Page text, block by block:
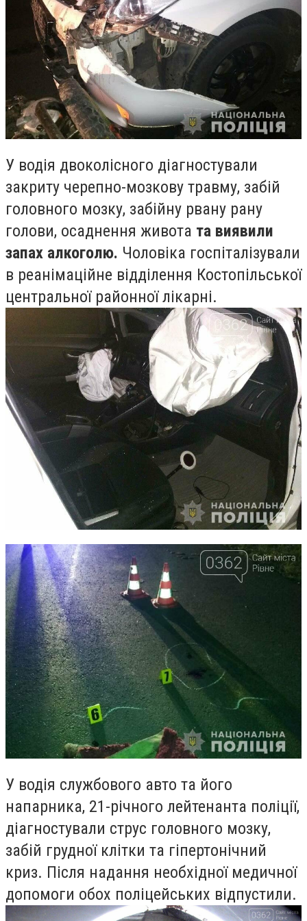
У водія двоколісного діагностували
закриту черепно-мозкову травму, забій
головного мозку, забійну рвану рану
голови, осаднення живота та виявили
запах алкоголю. Чоловіка госпіталізували
в реанімаційне відділення Костопільської
центральної районної лікарні.
У водія службового авто та його
напарника, 21-річного лейтенанта поліції,
діагностували струс головного мозку,
забій грудної клітки та гіпертонічний
криз. Після надання необхідної медичної
допомоги обох поліцейських відпустили.